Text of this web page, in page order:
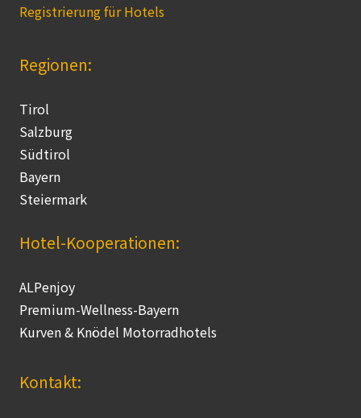
Registrierung für Hotels
Regionen:
Tirol
Salzburg
Südtirol
Bayern
Steiermark
Hotel-Kooperationen:
ALPenjoy
Premium-Wellness-Bayern
Kurven & Knödel Motorradhotels
Kontakt: